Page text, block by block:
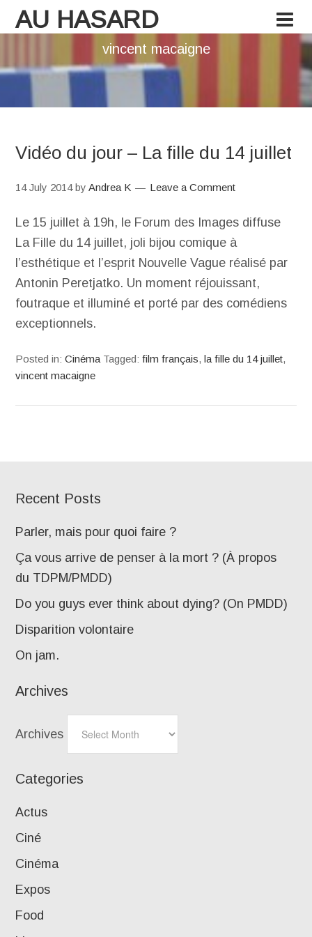
AU HASARD
vincent macaigne
Vidéo du jour – La fille du 14 juillet
14 July 2014 byAndrea K Leave a Comment
Le 15 juillet à 19h, le Forum des Images diffuse
La Fille du 14 juillet, joli bijou comique à
l’esthétique et l’esprit Nouvelle Vague réalisé par
Antonin Peretjatko. Un moment réjouissant,
foutraque et illuminé et porté par des comédiens
exceptionnels.
Posted in:Cinéma Tagged:film français,la fille du 14 juillet,
vincent macaigne
Recent Posts
Parler, mais pour quoi faire ?
Ça vous arrive de penser à la mort ? (À propos
du TDPM/PMDD)
Do you guys ever think about dying? (On PMDD)
Disparition volontaire
On jam.
Archives
Archives
Categories
Actus
Ciné
Cinéma
Expos
Food